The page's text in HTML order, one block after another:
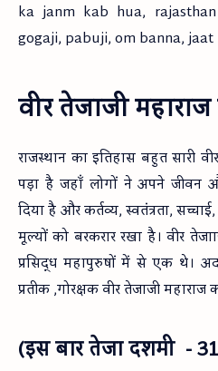
ka janm kab hua,
gogaji, pabuji, om banna,
वीर तेजाजी
राजस्थान का इतिहास बहुत सारी
पड़ा है जहाँ लोगों ने अपने जीवन
दिया है और कर्तव्य, स्वतंत्रता,
मूल्यों को बरकरार रखा है। वीर
प्रसिद्ध महापुरुषों में से एक थे।
प्रतीक ,गोरक्षक वीर तेजाजी महाराज
(इस बार तेजा दशमी -